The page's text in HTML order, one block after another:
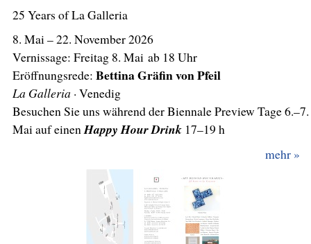
25 Years of La Galleria
8. Mai – 22. November 2026
Vernissage: Freitag 8. Mai ab 18 Uhr
Eröffnungsrede: Bettina Gräfin von Pfeil
La Galleria· Venedig
Besuchen Sie uns während der Biennale Preview Tage 6.–7.
Mai auf einenHappy Hour Drink
17–19 h
mehr